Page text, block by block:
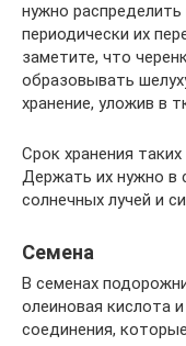
нужно
периодически их
заметите, что
образовывать
хранение, уложив в
Срок хранения
Держать их нужно в
солнечных лучей и
Семена
В семенах
олеиновая кислота
соединения,